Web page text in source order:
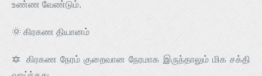
உண்ண வேண்டும்.
🌞 கிரகண தியானம்
🔯 கிரகண நேரம் குறைவான நேரமாக இருந்தாலும் மிக சக்தி